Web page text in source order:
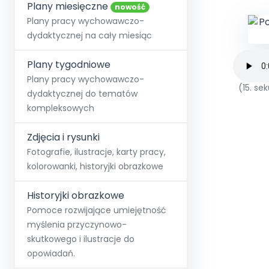
Społeczność
+48 12 631 04 10
kontakt@blizejprzedszkola.pl
O miesięczniku
Strona główna
O Akademii
Akademia
Poznaj pakiet MAX
Testuj przez 7 dni Pełen
Wszystkie projekty
Skontaktuj się
Dodaj wpis
Plany miesięczne nowość
Plany pracy wychowawczo-
dydaktycznej na cały miesiąc
Plany tygodniowe
Plany pracy wychowawczo-
dydaktycznej do tematów
kompleksowych
Zdjęcia i rysunki
Fotografie, ilustracje, karty pracy,
kolorowanki, historyjki obrazkowe
Historyjki obrazkowe
Pomoce rozwijające umiejętność
myślenia przyczynowo-
skutkowego i ilustracje do
opowiadań.
(15.